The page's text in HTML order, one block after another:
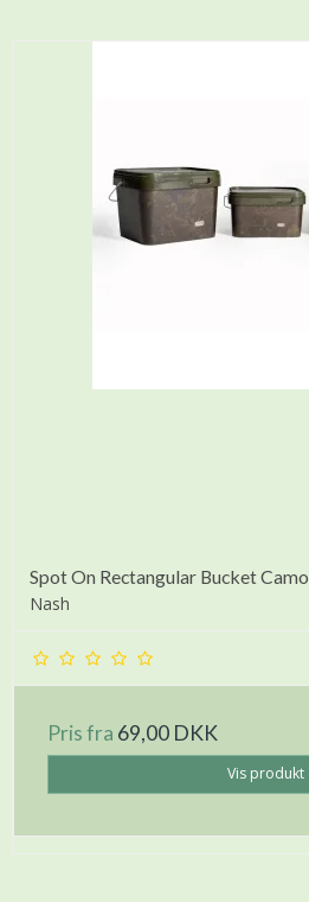
Spot On Rectangular Bucket Camo
Nash
Pris fra 69,00 DKK
Vis produkt